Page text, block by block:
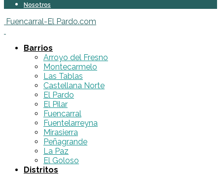
Nosotros
Fuencarral-El Pardo.com
Barrios
Arroyo del Fresno
Montecarmelo
Las Tablas
Castellana Norte
El Pardo
El Pilar
Fuencarral
Fuentelarreyna
Mirasierra
Peñagrande
La Paz
El Goloso
Distritos